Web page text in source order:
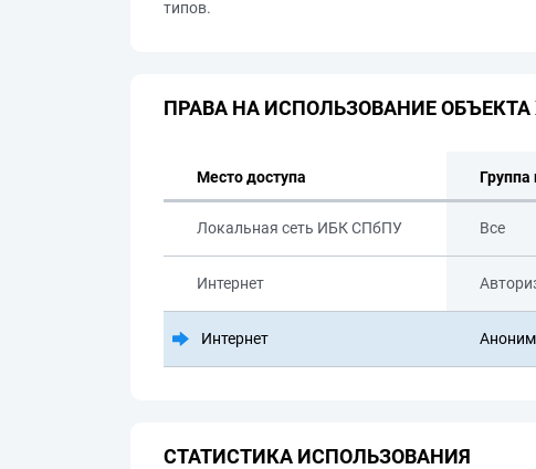
типов.
ПРАВА НА ИСПОЛЬЗОВАНИЕ ОБЪЕКТА
Место доступа Группа
Локальная сеть ИБК СПбПУ Все
Интернет
Интернет
СТАТИСТИКА ИСПОЛЬЗОВАНИЯ